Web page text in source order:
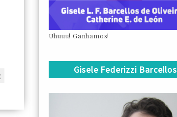
Uhuuu! Ganhamos!
Gisele Federizzi Barcellos